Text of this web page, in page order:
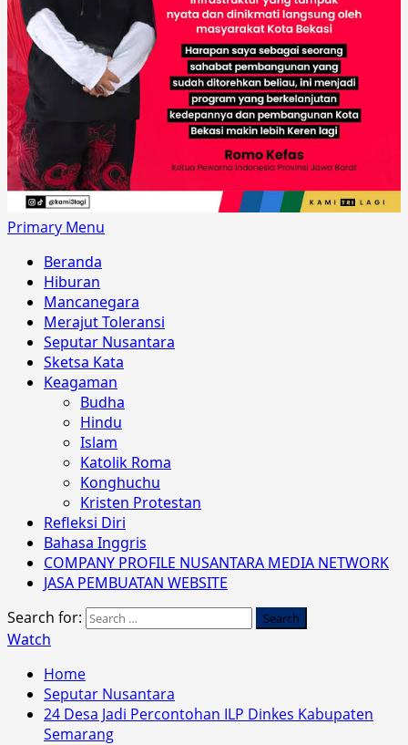
Primary Menu
Beranda
Hiburan
Mancanegara
Merajut Toleransi
Seputar Nusantara
Sketsa Kata
Keagaman
Budha
Hindu
Islam
Katolik Roma
Konghuchu
Kristen Protestan
Refleksi Diri
Bahasa Inggris
COMPANY PROFILE NUSANTARA MEDIA NETWORK
JASA PEMBUATAN WEBSITE
Search for:
Watch
Home
Seputar Nusantara
24 Desa Jadi Percontohan ILP Dinkes Kabupaten
Semarang